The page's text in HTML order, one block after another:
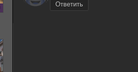
Ответить